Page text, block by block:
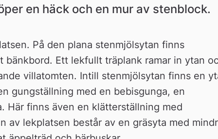
en häck och en mur av stenblock.
På den plana stenmjölsytan finns
bänkbord. Ett lekfullt träplank ramar in ytan
villatomten. Intill stenmjölsytan finns en
gungställning med en bebisgunga, en
Här finns även en klätterställning med
av lekplatsen består av en gräsyta med